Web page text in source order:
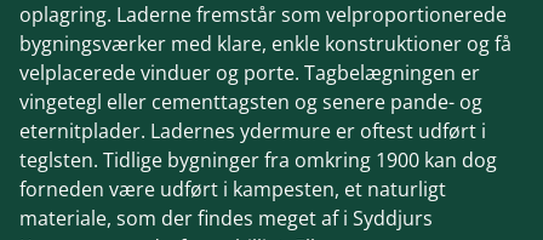
oplagring. Laderne fremstår som velproportionerede
bygningsværker med klare, enkle konstruktioner og få
velplacerede vinduer og porte. Tagbelægningen er
vingetegl eller cementtagsten og senere pande- og
eternitplader. Ladernes ydermure er oftest udført i
teglsten. Tidlige bygninger fra omkring 1900 kan dog
forneden være udført i kampesten, et naturligt
materiale, som der findes meget af i Syddjurs